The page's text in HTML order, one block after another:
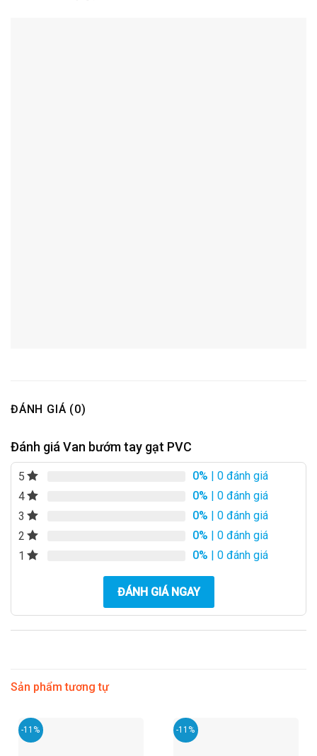
ĐÁNH GIÁ (0)
Đánh giá Van bướm tay gạt PVC
5 0% | 0 đánh giá
4
0% | 0 đánh giá
3
0% | 0 đánh giá
2
0% | 0 đánh giá
1
0% | 0 đánh giá
ĐÁNH GIÁ NGAY
Sản phẩm tương tự
-11% -11%